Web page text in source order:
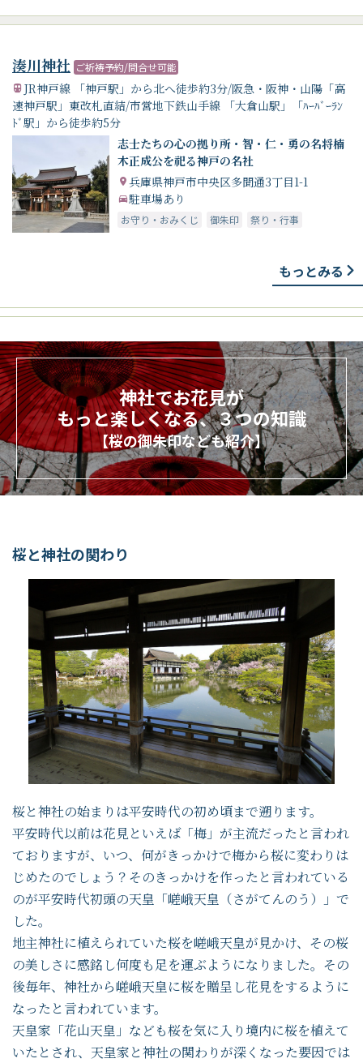
湊川神社 ご祈祷予約/問合せ可能
JR神戸線 「神戸駅」から北へ徒歩約3分/阪急・阪神・山陽「高
速神戸駅」東改札直結/市営地下鉄山手線 「大倉山駅」「ﾊｰﾊﾞｰﾗﾝ
ﾄﾞ駅」から徒歩約5分
志士たちの心の拠り所・智・仁・勇の名将楠
木正成公を祀る神戸の名社
兵庫県神戸市中央区多聞通3丁目1-1
駐車場あり
お守り・おみくじ 御朱印 祭り・行事
もっとみる
神社でお花見が
もっと楽しくなる、３つの知識
【桜の御朱印なども紹介】
桜と神社の関わり
桜と神社の始まりは平安時代の初め頃まで遡ります。
平安時代以前は花見といえば「梅」が主流だったと言われ
ておりますが、いつ、何がきっかけで梅から桜に変わりは
じめたのでしょう？そのきっかけを作ったと言われている
のが平安時代初頭の天皇「嵯峨天皇（さがてんのう）」で
した。
地主神社に植えられていた桜を嵯峨天皇が見かけ、その桜
の美しさに感銘し何度も足を運ぶようになりました。その
後毎年、神社から嵯峨天皇に桜を贈呈し花見をするように
なったと言われています。
天皇家「花山天皇」なども桜を気に入り境内に桜を植えて
いたとされ、天皇家と神社の関わりが深くなった要因では